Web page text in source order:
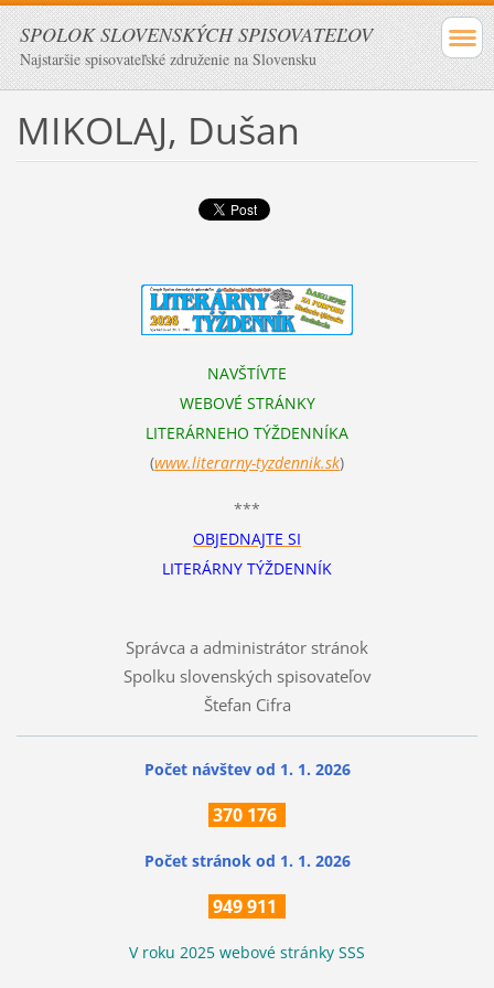
SPOLOK SLOVENSKÝCH SPISOVATEĽOV
Najstaršie spisovateľské združenie na Slovensku
MIKOLAJ, Dušan
NAVŠTÍVTE
WEBOVÉ STRÁNKY
LITERÁRNEHO TÝŽDENNÍKA
(www.literarny-tyzdennik.sk)
***
OBJEDNAJTE SI
LITERÁRNY TÝŽDENNÍK
Správca a administrátor stránok
Spolku slovenských spisovateľov
Štefan Cifra
Počet návštev od 1. 1. 2026
370 176
Počet stránok od 1. 1. 2026
949 911
V roku 2025 webové stránky SSS